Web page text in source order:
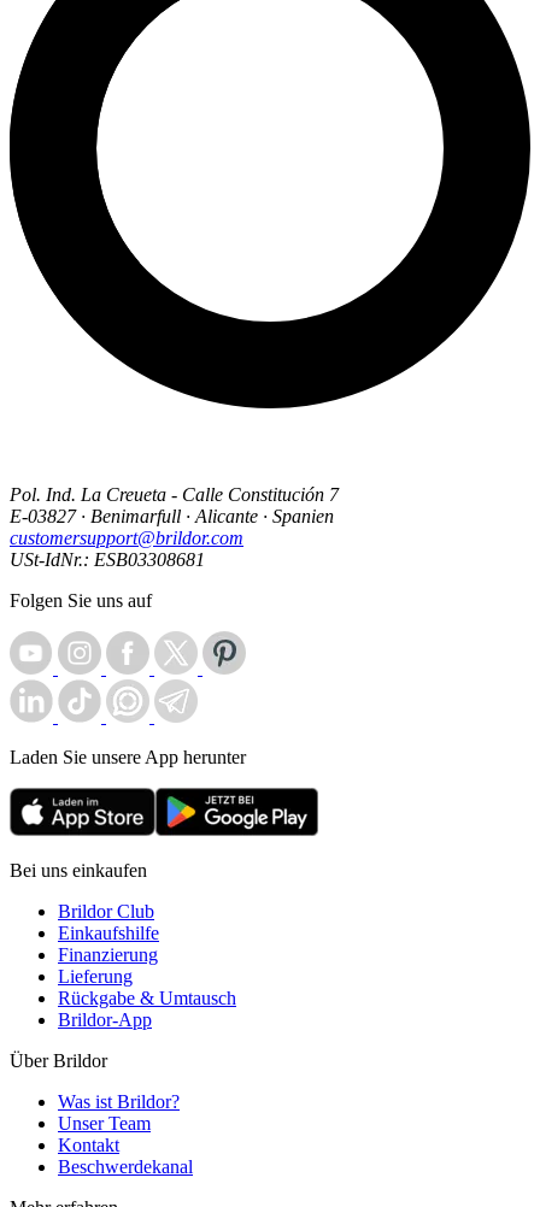
Pol. Ind. La Creueta - Calle Constitución 7
E-03827 · Benimarfull · Alicante · Spanien
customersupport@brildor.com
USt-IdNr.: ESB03308681
Folgen Sie uns auf
Laden Sie unsere App herunter
Bei uns einkaufen
Brildor Club
Einkaufshilfe
Finanzierung
Lieferung
Rückgabe & Umtausch
Brildor-App
Über Brildor
Was ist Brildor?
Unser Team
Kontakt
Beschwerdekanal